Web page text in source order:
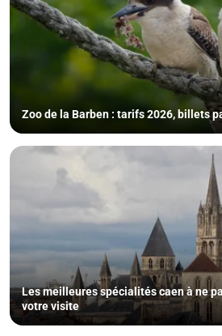
Zoo de la Barben : tarifs 2026, billets
Les meilleures spécialités caen à ne
votre visite